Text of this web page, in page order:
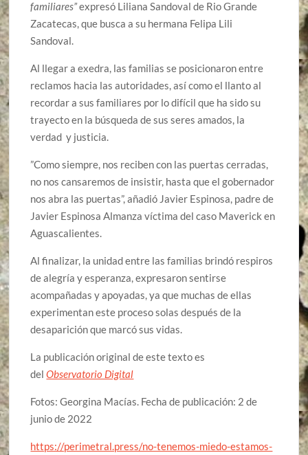
familiares”expresó Liliana Sandoval de Rio Grande
Zacatecas, que busca a su hermana Felipa Lili
Sandoval.
Al llegar a exedra, las familias se posicionaron entre
reclamos hacia las autoridades, así como el llanto al
recordar a sus familiares por lo difícil que ha sido su
trayecto en la búsqueda de sus seres amados, la
verdad y justicia.
”Como siempre, nos reciben con las puertas cerradas,
no nos cansaremos de insistir, hasta que el gobernador
nos abra las puertas”, añadió Javier Espinosa, padre de
Javier Espinosa Almanza víctima del caso Maverick en
Aguascalientes.
Al finalizar, la unidad entre las familias brindó respiros
de alegría y esperanza, expresaron sentirse
acompañadas y apoyadas, ya que muchas de ellas
experimentan este proceso solas después de la
desaparición que marcó sus vidas.
La publicación original de este texto es
delObservatorio Digital
Fotos: Georgina Macías. Fecha de publicación: 2 de
junio de 2022
https://perimetral.press/no-tenemos-miedo-estamos-